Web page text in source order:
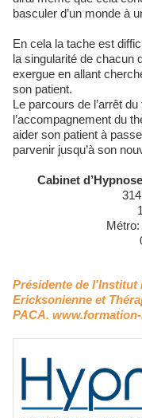
basculer d’un monde à
En cela la tache est
la singularité de chacun
exergue en allant
son patient.
Le parcours de l’arrêt
l’accompagnement du
aider son patient à
parvenir jusqu’à son
Cabinet
Présidente de l'Institut Hypnotim, Formation en Hypnose
Ericksonienne et
PACA.